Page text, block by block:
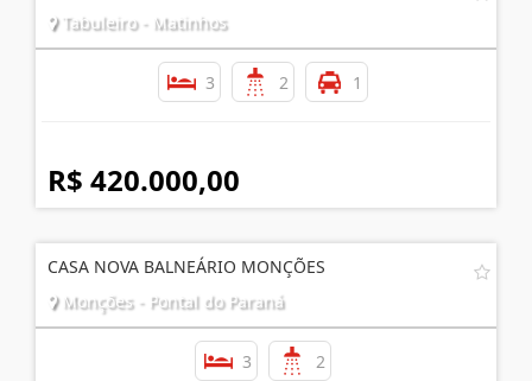
Tabuleiro - Matinhos
3 2 1
R$ 420.000,00
CASA NOVA BALNEÁRIO MONÇÕES
Monções - Pontal do Paraná
3 2